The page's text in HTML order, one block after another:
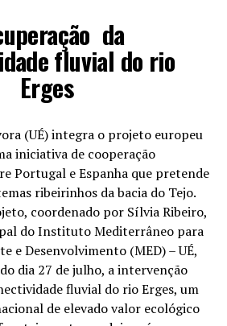
da
fluvial do rio
Erges
(UÉ) integra o projeto europeu
iniciativa de cooperação
Portugal e Espanha que pretende
ribeirinhos da bacia do Tejo.
coordenado por Sílvia Ribeiro,
do Instituto Mediterrâneo para
e Desenvolvimento (MED) – UÉ,
dia 27 de julho, a intervenção
fluvial do rio Erges, um
de elevado valor ecológico